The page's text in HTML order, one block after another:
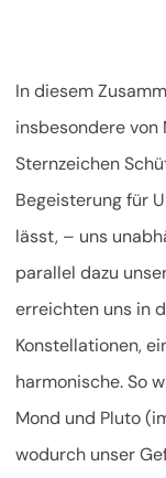
In diesem
insbesondere von
Sternzeichen
Begeisterung für
lässt, – uns
parallel dazu
erreichten uns in
Konstellationen,
harmonische. So
Mond und Pluto
wodurch unser